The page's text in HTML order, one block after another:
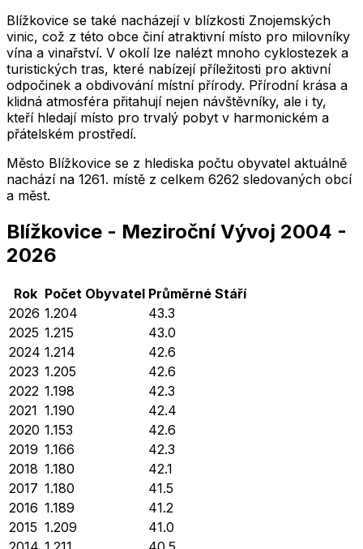
Blížkovice se také nacházejí v blízkosti Znojemských
vinic, což z této obce činí atraktivní místo pro milovníky
vína a vinařství. V okolí lze nalézt mnoho cyklostezek a
turistických tras, které nabízejí příležitosti pro aktivní
odpočinek a obdivování místní přírody. Přírodní krása a
klidná atmosféra přitahují nejen návštěvníky, ale i ty,
kteří hledají místo pro trvalý pobyt v harmonickém a
přátelském prostředí.
Město Blížkovice se z hlediska počtu obyvatel aktuálně
nachází na 1261. místě z celkem 6262 sledovaných obcí
a měst.
Blížkovice - Meziroční Vývoj 2004 -
2026
Rok Počet Obyvatel Průměrné Stáří
2026 1.204
43.3
2025 1.215
43.0
2024 1.214
42.6
2023 1.205
42.6
2022 1.198
42.3
2021 1.190
42.4
2020 1.153
42.6
2019 1.166
42.3
2018 1.180
42.1
2017 1.180
41.5
2016 1.189
41.2
2015 1.209
41.0